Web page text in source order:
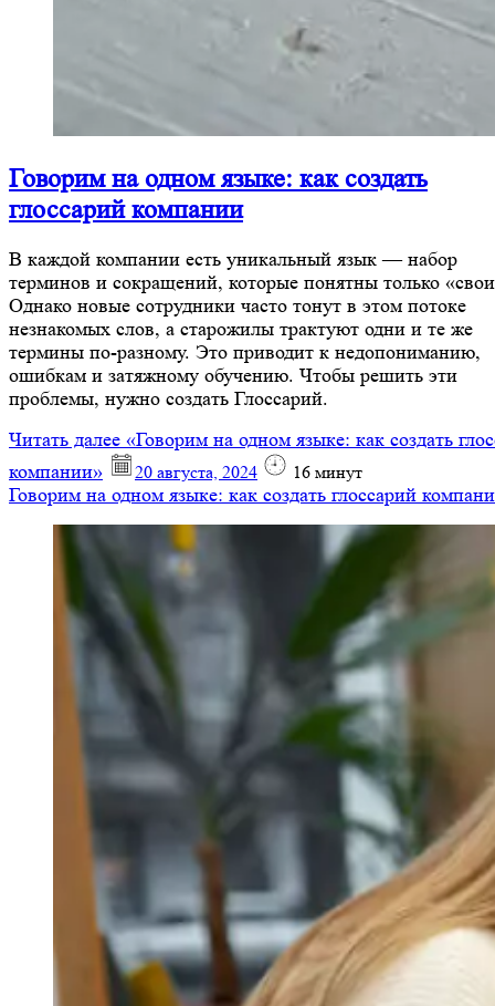
Говорим на одном языке: как создать
глоссарий компании
В каждой компании есть уникальный язык — набор
терминов и сокращений, которые понятны только
Однако новые сотрудники часто тонут в этом потоке
незнакомых слов, а старожилы трактуют одни и те же
термины по-разному. Это приводит к недопониманию,
ошибкам и затяжному обучению. Чтобы решить эти
проблемы, нужно создать Глоссарий.
Читать далее «Говорим на одном языке: как создать
компании»
20 августа, 2024 16 минут
Говорим на одном языке: как создать глоссарий